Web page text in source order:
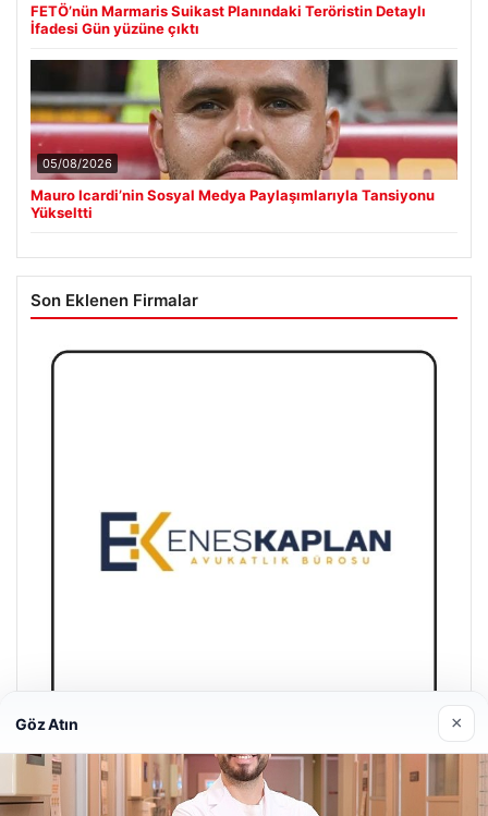
FETÖ’nün Marmaris Suikast Planındaki Teröristin Detaylı
İfadesi Gün yüzüne çıktı
05/08/2026
Mauro Icardi’nin Sosyal Medya Paylaşımlarıyla Tansiyonu
Yükseltti
Son Eklenen Firmalar
Enes Kaplan Avukatlık Bürosu
28/04/2026
Göz Atın ×